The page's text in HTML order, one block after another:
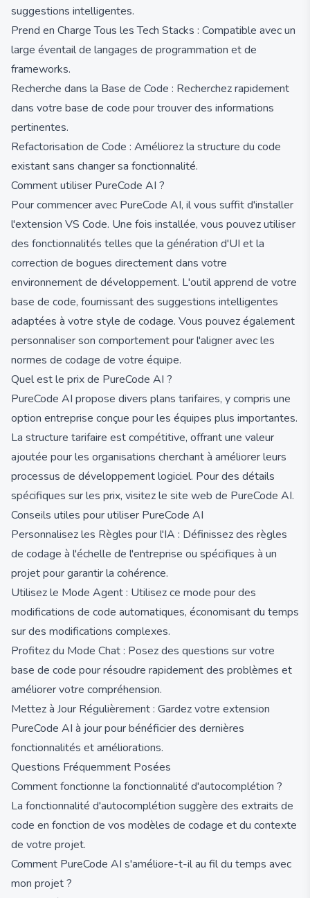
suggestions intelligentes.
Prend en Charge Tous les Tech Stacks : Compatible avec un
large éventail de langages de programmation et de
frameworks.
Recherche dans la Base de Code : Recherchez rapidement
dans votre base de code pour trouver des informations
pertinentes.
Refactorisation de Code : Améliorez la structure du code
existant sans changer sa fonctionnalité.
Comment utiliser PureCode AI ?
Pour commencer avec PureCode AI, il vous suffit d'installer
l'extension VS Code. Une fois installée, vous pouvez utiliser
des fonctionnalités telles que la génération d'UI et la
correction de bogues directement dans votre
environnement de développement. L'outil apprend de votre
base de code, fournissant des suggestions intelligentes
adaptées à votre style de codage. Vous pouvez également
personnaliser son comportement pour l'aligner avec les
normes de codage de votre équipe.
Quel est le prix de PureCode AI ?
PureCode AI propose divers plans tarifaires, y compris une
option entreprise conçue pour les équipes plus importantes.
La structure tarifaire est compétitive, offrant une valeur
ajoutée pour les organisations cherchant à améliorer leurs
processus de développement logiciel. Pour des détails
spécifiques sur les prix, visitez le site web de PureCode AI.
Conseils utiles pour utiliser PureCode AI
Personnalisez les Règles pour l'IA : Définissez des règles
de codage à l'échelle de l'entreprise ou spécifiques à un
projet pour garantir la cohérence.
Utilisez le Mode Agent : Utilisez ce mode pour des
modifications de code automatiques, économisant du temps
sur des modifications complexes.
Profitez du Mode Chat : Posez des questions sur votre
base de code pour résoudre rapidement des problèmes et
améliorer votre compréhension.
Mettez à Jour Régulièrement : Gardez votre extension
PureCode AI à jour pour bénéficier des dernières
fonctionnalités et améliorations.
Questions Fréquemment Posées
Comment fonctionne la fonctionnalité d'autocomplétion ?
La fonctionnalité d'autocomplétion suggère des extraits de
code en fonction de vos modèles de codage et du contexte
de votre projet.
Comment PureCode AI s'améliore-t-il au fil du temps avec
mon projet ?